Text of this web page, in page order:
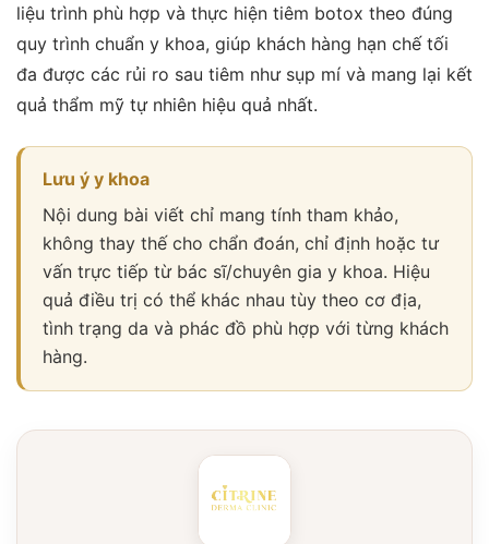
liệu trình phù hợp và thực hiện tiêm botox theo đúng
quy trình chuẩn y khoa, giúp khách hàng hạn chế tối
đa được các rủi ro sau tiêm như sụp mí và mang lại kết
quả thẩm mỹ tự nhiên hiệu quả nhất.
Lưu ý y khoa
Nội dung bài viết chỉ mang tính tham khảo,
không thay thế cho chẩn đoán, chỉ định hoặc tư
vấn trực tiếp từ bác sĩ/chuyên gia y khoa. Hiệu
quả điều trị có thể khác nhau tùy theo cơ địa,
tình trạng da và phác đồ phù hợp với từng khách
hàng.